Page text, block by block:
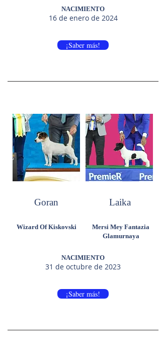
NACIMIENTO
16 de enero de 2024
¡Saber más!
Goran Laika
Wizard Of Kiskovski
Mersi Mey Fantazia
Glamurnaya
NACIMIENTO
31 de octubre de 2023
¡Saber más!